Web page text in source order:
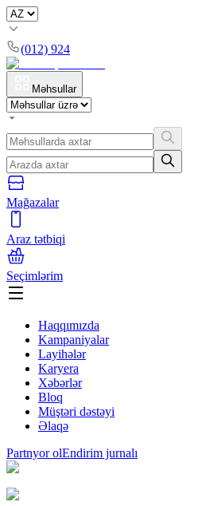
(012) 924
Məhsullar
Mağazalar
Araz tətbiqi
Seçimlərim
Haqqımızda
Kampaniyalar
Layihələr
Karyera
Xəbərlər
Bloq
Müştəri dəstəyi
Əlaqə
Partnyor olEndirim jurnalı